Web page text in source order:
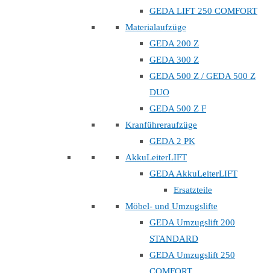
GEDA LIFT 250 COMFORT
Materialaufzüge
GEDA 200 Z
GEDA 300 Z
GEDA 500 Z / GEDA 500 Z
DUO
GEDA 500 Z F
Kranführeraufzüge
GEDA 2 PK
AkkuLeiterLIFT
GEDA AkkuLeiterLIFT
Ersatzteile
Möbel- und Umzugslifte
GEDA Umzugslift 200
STANDARD
GEDA Umzugslift 250